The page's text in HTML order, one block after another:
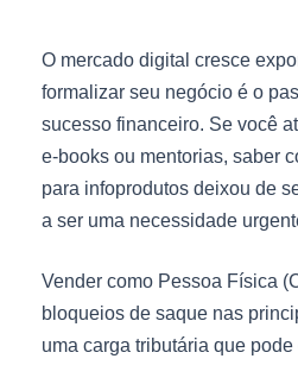
O mercado digital cresce
formalizar seu negócio é o
sucesso financeiro. Se você
e-books ou mentorias, saber
para infoprodutos deixou de
a ser uma necessidade
Vender como Pessoa Física
bloqueios de saque nas
uma carga tributária que